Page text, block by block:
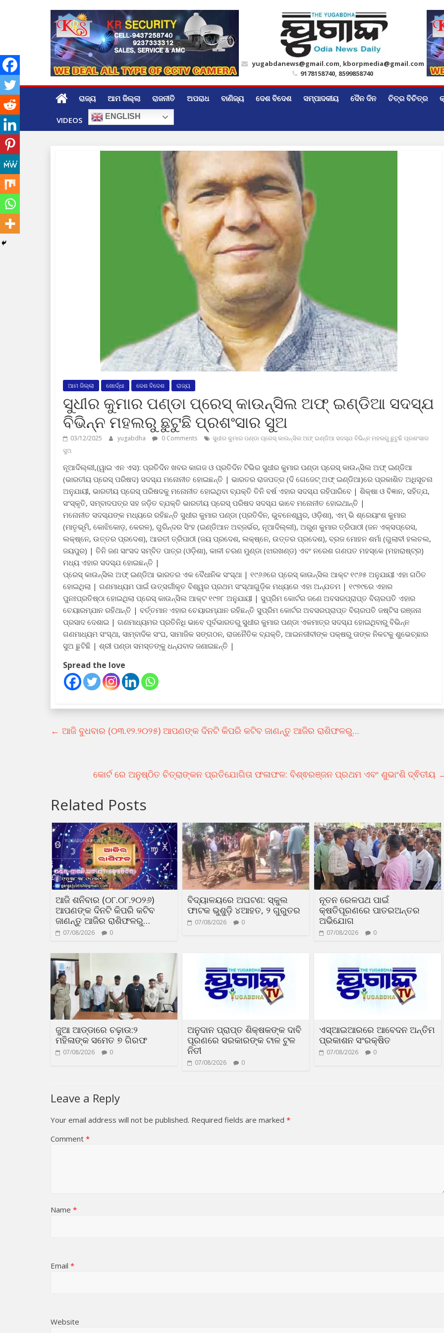
yugabdanews@gmail.com, kborpmedia@gmail.com
9178158740, 8599858740
ରାଜ୍ୟ ଆମ ଜିଲ୍ଲା ରାଜନୀତି ଅପରାଧ ବାଣିଜ୍ୟ ଦେଶ ବିଦେଶ ସମ୍ପାଦକୀୟ ଦୈନ ଦିନ ଚିତ୍ର ବିଚିତ୍ର
VIDEOS ENGLISH
ଆମ ଜିଲ୍ଲା ଖୋର୍ଦ୍ଧା ଦେଶ ବିଦେଶ ରାଜ୍ୟ
ସୁଧୀର କୁମାର ପଣ୍ଡା ପ୍ରେସ୍ କାଉନ୍ସିଲ ଅଫ୍ ଇଣ୍ଡିଆ ସଦସ୍ଯ
ବିଭିନ୍ନ ମହଲରୁ ଛୁଟୁଛି ପ୍ରଶଂସାର ସୁଅ
03/12/2025 yugabdha 0 Comments
ସୁଧୀର କୁମାର ପଣ୍ଡା ପ୍ରେସ୍ କାଉନ୍ସିଲ ଅଫ୍ ଇଣ୍ଡିଆ ସଦସ୍ଯ ବିଭିନ୍ନ ମହଲରୁ ଛୁଟୁଛି ପ୍ରଶଂସାର
ସୁଅ
ନୂଆଦିଲ୍ଲୀ,(ୱାଇ ଏନ ଏସ): ପ୍ରତିଦିନ ଖବର କାଗଜ ଓ ପ୍ରତିଦିନ ଟିଭିର ସୁଧୀର କୁମାର ପଣ୍ଡା ପ୍ରେସ୍ କାଉନ୍ସିଲ ଅଫ୍ ଇଣ୍ଡିଆ
(ଭାରତୀୟ ପ୍ରେସ୍ ପରିଷଦ) ସଦସ୍ଯ ମନୋନୀତ ହୋଇଛନ୍ତି | ଭାରତର ରାଜପତ୍ର (ଦି ଗେଜେଟ୍ ଅଫ୍ ଇଣ୍ଡିଆ)ରେ ପ୍ରକାଶିତ ଅଧିସୂଚନା
ଅନୁଯାୟୀ, ଭାରତୀୟ ପ୍ରେସ୍ ପରିଷଦକୁ ମନୋନୀତ ହୋଇଥିବା ବ୍ଯକ୍ତି ତିନି ବର୍ଷ ଏହାର ସଦସ୍ଯ ରହିପାରିବେ | ଶିକ୍ଷା ଓ ବିଜ୍ଞାନ, ସହିତ୍ଯ,
ସଂସ୍କୃତି, ସମ୍ବାଦପତ୍ର ସହ ଜଡ଼ିତ ବ୍ଯକ୍ତି ଭାରତୀୟ ପ୍ରେସ୍ ପରିଷଦ ସଦସ୍ଯ ଭାବେ ମନୋନୀତ ହୋଇଥାନ୍ତି |
ମନୋନୀତ ସଦସ୍ଯଙ୍କ ମଧ୍ୟରେ ରହିଛନ୍ତି ସୁଧୀର କୁମାର ପଣ୍ଡା (ପ୍ରତିଦିନ, ଭୁବନେଶ୍ୱର, ଓଡ଼ିଶା), ଏମ୍ ଭି ଶ୍ରେୟାଂଶ କୁମାର
(ମାତୃଭୂମି, କୋଝିକୋଡ଼, କେରଳ), ଗୁରିନ୍ଦର ସିଂହ (ଇଣ୍ଡିଆନ ଅବ୍ଜର୍ଭର, ନୂଆଦିଲ୍ଲୀ), ଅରୁଣ କୁମାର ତ୍ରିପାଠୀ (ଜନ ଏକ୍ସପ୍ରେସ,
ଲକ୍ଷ୍ନେ, ଉତ୍ତର ପ୍ରଦେଶ), ଆରତୀ ତ୍ରିପାଠୀ (ଜୟ ପ୍ରଦେଶ, ଲକ୍ଷ୍ନେ, ଉତ୍ତର ପ୍ରଦେଶ), ବ୍ରଜ ମୋହନ ଶର୍ମା (ଗୁଲାବୀ ହଲଚଲ,
ଜୟପୁର) | ତିନି ଜଣ ସାଂସଦ ସମ୍ବିତ ପାତ୍ର (ଓଡ଼ିଶା), କାଳୀ ଚରଣ ମୁଣ୍ଡା (ଝାରଖଣ୍ଡ) ଏବଂ ନରେଶ ଗଣପତ ମହସ୍କେ (ମହାରାଷ୍ଟ୍ର)
ମଧ୍ୟ ଏହାର ସଦସ୍ଯ ହୋଇଛନ୍ତି |
ପ୍ରେସ୍ କାଉନ୍ସିଲ ଅଫ୍ ଇଣ୍ଡିଆ ଭାରତର ଏକ ବୈଧାନିକ ସଂସ୍ଥା | ୧୯୬୬ରେ ପ୍ରେସ୍ କାଉନ୍ସିଲ ଆକ୍ଟ ୧୯୬୫ ଅନୁଯାୟୀ ଏହା ଗଠିତ
ହୋଇଥିଲା | ଗଣମାଧ୍ୟମ ପାଇଁ ଉତ୍ସର୍ଗୀକୃତ ବିଶ୍ୱର ପ୍ରଥମ ସଂସ୍ଥାଗୁଡ଼ିକ ମଧ୍ୟରେ ଏହା ଅନ୍ଯତମ | ୧୯୭୯ରେ ଏହାର
ପୁନଃପ୍ରତିଷ୍ଠା ହୋଇଥିଲା ପ୍ରେସ୍ କାଉନ୍ସିଲ ଆକ୍ଟ ୧୯୭୮ ଅନୁଯାୟୀ | ସୁପ୍ରିମ କୋର୍ଟର ଜଣେ ଅବସରପ୍ରାପ୍ତ ବିଚାରପତି ଏହାର
ଚେୟାରମ୍ଯାନ ରହିଥାନ୍ତି | ବର୍ତ୍ତମାନ ଏହାର ଚେୟାରମ୍ଯାନ ରହିଛନ୍ତି ସୁପ୍ରିମ କୋର୍ଟର ଅବସରପ୍ରାପ୍ତ ବିଚାରପତି ଜଷ୍ଟିସ ରଞ୍ଜନା
ପ୍ରସାଦ ଦେଶାଇ | ଗଣମାଧ୍ୟମର ପ୍ରତିନିଧି ଭାବେ ପୂର୍ବଭାରତରୁ ସୁଧୀର କୁମାର ପଣ୍ଡା ଏକମାତ୍ର ସଦସ୍ଯ ହୋଇଥିବାରୁ ବିଭିନ୍ନ
ଗଣମାଧ୍ୟମ ସଂସ୍ଥା, ସାମ୍ବାଦିକ ସଂଘ, ସାମାଜିକ ସଙ୍ଗଠନ, ରାଜନୈତିକ ବ୍ଯକ୍ତି, ଆଇନଜୀବୀଙ୍କ ପକ୍ଷରୁ ତାଙ୍କ ନିକଟକୁ ଶୁଭେଚ୍ଛାର
ସୁଅ ଛୁଟିଛି | ଶ୍ରୀ ପଣ୍ଡା ସମସ୍ତଙ୍କୁ ଧନ୍ଯବାଦ ଜଣାଇଛନ୍ତି |
Spread the love
← ଆଜି ବୁଧବାର (୦୩.୧୨.୨୦୨୫) ଆପଣଙ୍କ ଦିନଟି କିପରି କଟିବ ଜାଣନ୍ତୁ ଆଜିର ରାଶିଫଳରୁ…
କୋର୍ଟ ରେ ଅନୁଷ୍ଠିତ ଚିତ୍ରାଙ୍କନ ପ୍ରତିଯୋଗିତା ଫଳାଫଳ: ବିଶ୍ଵରଞ୍ଜନ ପ୍ରଥମ ଏବଂ ଶୁଭାଂଶି ଦ୍ଵିତୀୟ
Related Posts
ଆଜି ଶନିବାର (୦୮.୦୮.୨୦୨୬)
ଆପଣଙ୍କ ଦିନଟି କିପରି କଟିବ
ଜାଣନ୍ତୁ ଆଜିର ରାଶିଫଳରୁ…
07/08/2026 0
ବିଦ୍ୟାଳୟରେ ଅଘଟଣ: ସ୍କୁଲ
ଫାଟକ ଭୁଶୁଡ଼ି ୪ଆହତ, ୨ ଗୁରୁତର
07/08/2026 0
ନୂତନ ରେଳପଥ ପାଇଁ
କ୍ଷତିପୂରଣରେ ପାତରଅନ୍ତର
ଅଭିଯୋଗ
07/08/2026 0
ଜୁଆ ଆଡ୍ଡାରେ ଚଢ଼ାଉ:୨
ମହିଳାଙ୍କ ସମେତ ୭ ଗିରଫ
07/08/2026 0
ଅନୁଦାନ ପ୍ରାପ୍ତ ଶିକ୍ଷକଙ୍କ ଦାବି
ପୂରଣରେ ସରକାରଙ୍କ ଟାଳ ଟୁଳ
ନିତୀ
07/08/2026 0
ଏସ୍‌ଆଇଆରରେ ଆବେଦନ ଅନ୍ତିମ
ପ୍ରକାଶନ ସଂରକ୍ଷିତ
07/08/2026 0
Leave a Reply
Your email address will not be published. Required fields are marked *
Comment *
Name *
Email *
Website